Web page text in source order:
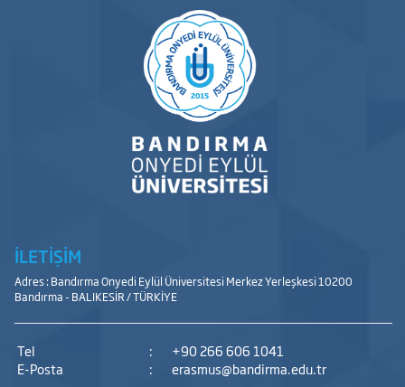
İLETİŞİM
Adres : Bandırma Onyedi Eylül Üniversitesi Merkez Yerleşkesi 10200
Bandırma - BALIKESİR / TÜRKİYE
Tel :
+90 266 606 1041
E-Posta
: erasmus@bandirma.edu.tr